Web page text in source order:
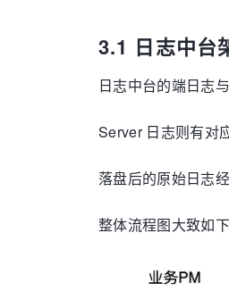
3.1 日志中台
日志中台的端日志
Server 日志则有对
落盘后的原始日志
整体流程图大致如下